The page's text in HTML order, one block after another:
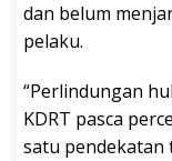
dan belum
pelaku.
“Perlindungan
KDRT pasca
satu